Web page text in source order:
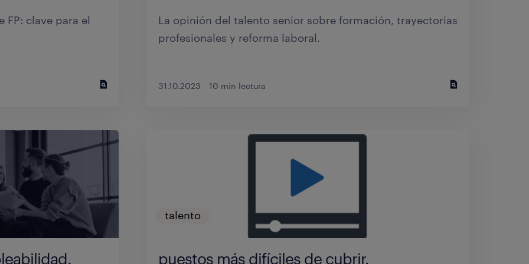
clave para el
La opinión del talento senior sobre formación, trayectorias
profesionales y reforma laboral.
31.10.2023 10 min lectura
talento
puestos más difíciles de cubrir.
las claves en
último año.
ante
Infografía – Vacantes difíciles de cubrir
en España